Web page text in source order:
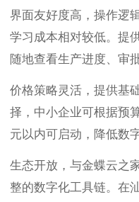
界面友好度高，操作逻
学习成本相对较低。提
随地查看生产进度、审
价格策略灵活，提供基
择，中小企业可根据预
元以内可启动，降低数
生态开放，与金蝶云之
整的数字化工具链。在